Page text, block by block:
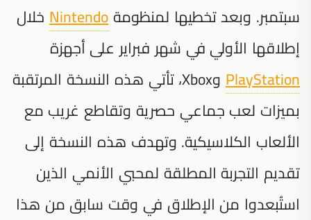
سبتمبر. وبعد تخطيها لمنظومةNintendoخلال
إطلاقها الأولي في شهر فبراير على أجهزة
PlayStation
وXbox، تأتي هذه النسخة المرتقبة
بميزات لعب جماعي حصرية وتقاطع غريب مع
الألعاب الكلاسيكية. وتهدف هذه النسخة إلى
تقديم التجربة المطلقة لمحبي الأنمي الذين
استُبعدوا من الإطلاق في وقت سابق من هذا